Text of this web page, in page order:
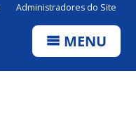
Administradores do Site
MENU